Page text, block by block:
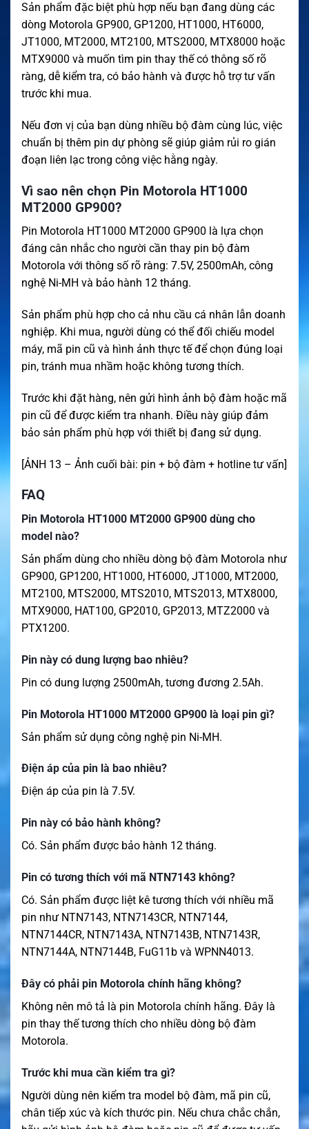
Sản phẩm đặc biệt phù hợp nếu bạn đang dùng các
dòng Motorola GP900, GP1200, HT1000, HT6000,
JT1000, MT2000, MT2100, MTS2000, MTX8000 hoặc
MTX9000 và muốn tìm pin thay thế có thông số rõ
ràng, dễ kiểm tra, có bảo hành và được hỗ trợ tư vấn
trước khi mua.
Nếu đơn vị của bạn dùng nhiều bộ đàm cùng lúc, việc
chuẩn bị thêm pin dự phòng sẽ giúp giảm rủi ro gián
đoạn liên lạc trong công việc hằng ngày.
Vì sao nên chọn Pin Motorola HT1000
MT2000 GP900?
Pin Motorola HT1000 MT2000 GP900 là lựa chọn
đáng cân nhắc cho người cần thay pin bộ đàm
Motorola với thông số rõ ràng: 7.5V, 2500mAh, công
nghệ Ni-MH và bảo hành 12 tháng.
Sản phẩm phù hợp cho cả nhu cầu cá nhân lẫn doanh
nghiệp. Khi mua, người dùng có thể đối chiếu model
máy, mã pin cũ và hình ảnh thực tế để chọn đúng loại
pin, tránh mua nhầm hoặc không tương thích.
Trước khi đặt hàng, nên gửi hình ảnh bộ đàm hoặc mã
pin cũ để được kiểm tra nhanh. Điều này giúp đảm
bảo sản phẩm phù hợp với thiết bị đang sử dụng.
[ẢNH 13 – Ảnh cuối bài: pin + bộ đàm + hotline tư vấn]
FAQ
Pin Motorola HT1000 MT2000 GP900 dùng cho
model nào?
Sản phẩm dùng cho nhiều dòng bộ đàm Motorola như
GP900, GP1200, HT1000, HT6000, JT1000, MT2000,
MT2100, MTS2000, MTS2010, MTS2013, MTX8000,
MTX9000, HAT100, GP2010, GP2013, MTZ2000 và
PTX1200.
Pin này có dung lượng bao nhiêu?
Pin có dung lượng 2500mAh, tương đương 2.5Ah.
Pin Motorola HT1000 MT2000 GP900 là loại pin gì?
Sản phẩm sử dụng công nghệ pin Ni-MH.
Điện áp của pin là bao nhiêu?
Điện áp của pin là 7.5V.
Pin này có bảo hành không?
Có. Sản phẩm được bảo hành 12 tháng.
Pin có tương thích với mã NTN7143 không?
Có. Sản phẩm được liệt kê tương thích với nhiều mã
pin như NTN7143, NTN7143CR, NTN7144,
NTN7144CR, NTN7143A, NTN7143B, NTN7143R,
NTN7144A, NTN7144B, FuG11b và WPNN4013.
Đây có phải pin Motorola chính hãng không?
Không nên mô tả là pin Motorola chính hãng. Đây là
pin thay thế tương thích cho nhiều dòng bộ đàm
Motorola.
Trước khi mua cần kiểm tra gì?
Người dùng nên kiểm tra model bộ đàm, mã pin cũ,
chân tiếp xúc và kích thước pin. Nếu chưa chắc chắn,